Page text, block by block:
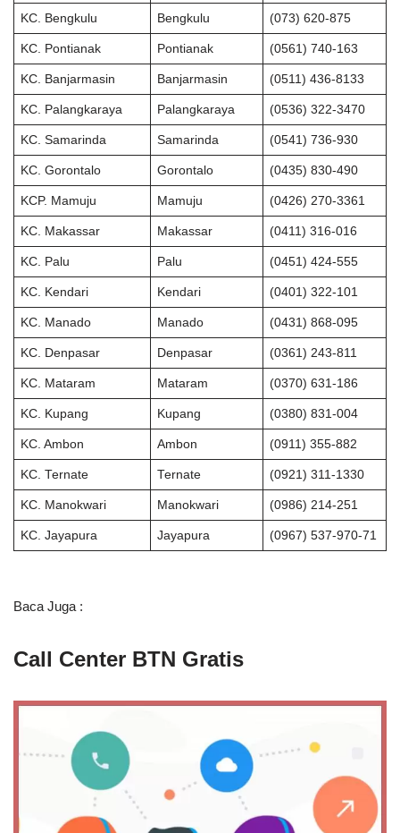
KC. Bengkulu Bengkulu (073) 620-875
KC. Pontianak Pontianak (0561) 740-163
KC. Banjarmasin Banjarmasin (0511) 436-8133
KC. Palangkaraya Palangkaraya (0536) 322-3470
KC. Samarinda Samarinda (0541) 736-930
KC. Gorontalo Gorontalo (0435) 830-490
KCP. Mamuju Mamuju (0426) 270-3361
KC. Makassar Makassar (0411) 316-016
KC. Palu Palu (0451) 424-555
KC. Kendari Kendari (0401) 322-101
KC. Manado Manado (0431) 868-095
KC. Denpasar Denpasar (0361) 243-811
KC. Mataram Mataram (0370) 631-186
KC. Kupang Kupang (0380) 831-004
KC. Ambon Ambon (0911) 355-882
KC. Ternate Ternate (0921) 311-1330
KC. Manokwari Manokwari (0986) 214-251
KC. Jayapura Jayapura (0967) 537-970-71
Baca Juga :
Call Center BTN Gratis